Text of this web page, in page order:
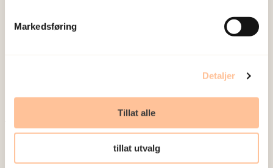
Markedsføring
Detaljer
Tillat alle
tillat utvalg
Meld deg på vårt nyhetsbrev